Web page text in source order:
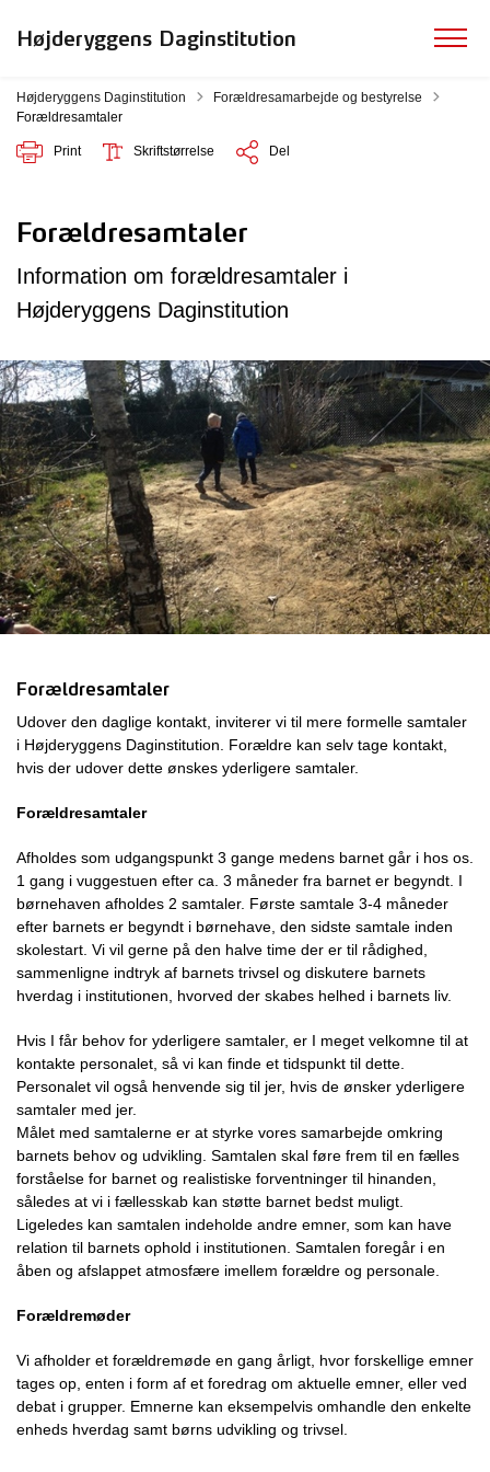
Højderyggens Daginstitution
Højderyggens Daginstitution Tilbage til
Forældresamarbejde og bestyrelse
Forældresamtaler
Print Skriftstørrelse Del
Forældresamtaler
Information om forældresamtaler i
Højderyggens Daginstitution
Forældresamtaler
Udover den daglige kontakt, inviterer vi til mere formelle samtaler
i Højderyggens Daginstitution. Forældre kan selv tage kontakt,
hvis der udover dette ønskes yderligere samtaler.
Forældresamtaler
Afholdes som udgangspunkt 3 gange medens barnet går i hos os.
1 gang i vuggestuen efter ca. 3 måneder fra barnet er begyndt. I
børnehaven afholdes 2 samtaler. Første samtale 3-4 måneder
efter barnets er begyndt i børnehave, den sidste samtale inden
skolestart. Vi vil gerne på den halve time der er til rådighed,
sammenligne indtryk af barnets trivsel og diskutere barnets
hverdag i institutionen, hvorved der skabes helhed i barnets liv.
Hvis I får behov for yderligere samtaler, er I meget velkomne til at
kontakte personalet, så vi kan finde et tidspunkt til dette.
Personalet vil også henvende sig til jer, hvis de ønsker yderligere
samtaler med jer.
Målet med samtalerne er at styrke vores samarbejde omkring
barnets behov og udvikling. Samtalen skal føre frem til en fælles
forståelse for barnet og realistiske forventninger til hinanden,
således at vi i fællesskab kan støtte barnet bedst muligt.
Ligeledes kan samtalen indeholde andre emner, som kan have
relation til barnets ophold i institutionen. Samtalen foregår i en
åben og afslappet atmosfære imellem forældre og personale.
Forældremøder
Vi afholder et forældremøde en gang årligt, hvor forskellige emner
tages op, enten i form af et foredrag om aktuelle emner, eller ved
debat i grupper. Emnerne kan eksempelvis omhandle den enkelte
enheds hverdag samt børns udvikling og trivsel.